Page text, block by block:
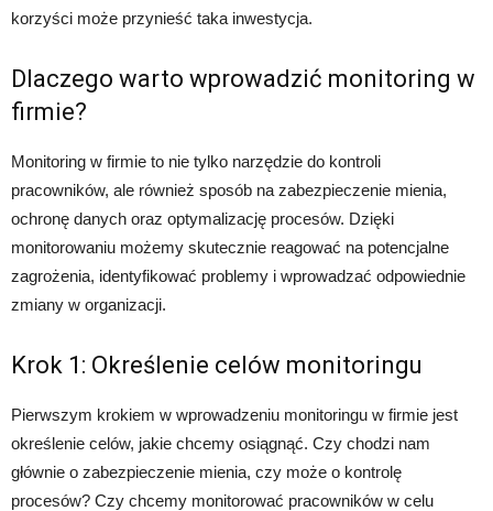
korzyści może przynieść taka inwestycja.
Dlaczego warto wprowadzić monitoring w
firmie?
Monitoring w firmie to nie tylko narzędzie do kontroli
pracowników, ale również sposób na zabezpieczenie mienia,
ochronę danych oraz optymalizację procesów. Dzięki
monitorowaniu możemy skutecznie reagować na potencjalne
zagrożenia, identyfikować problemy i wprowadzać odpowiednie
zmiany w organizacji.
Krok 1: Określenie celów monitoringu
Pierwszym krokiem w wprowadzeniu monitoringu w firmie jest
określenie celów, jakie chcemy osiągnąć. Czy chodzi nam
głównie o zabezpieczenie mienia, czy może o kontrolę
procesów? Czy chcemy monitorować pracowników w celu